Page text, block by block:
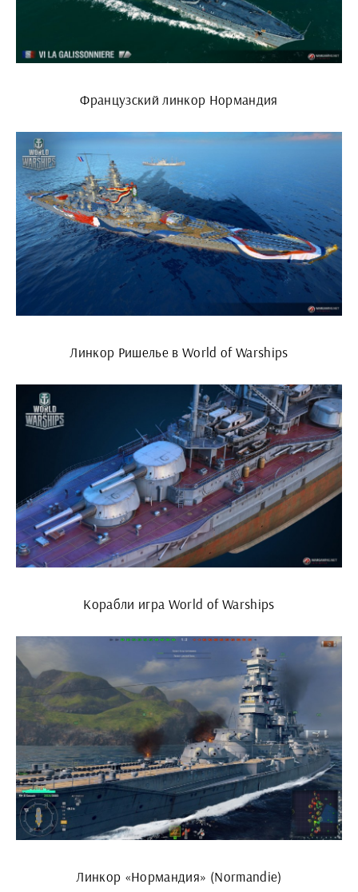
Французский линкор Нормандия
Линкор Ришелье в World of Warships
Корабли игра World of Warships
Линкор «Нормандия» (Normandie)